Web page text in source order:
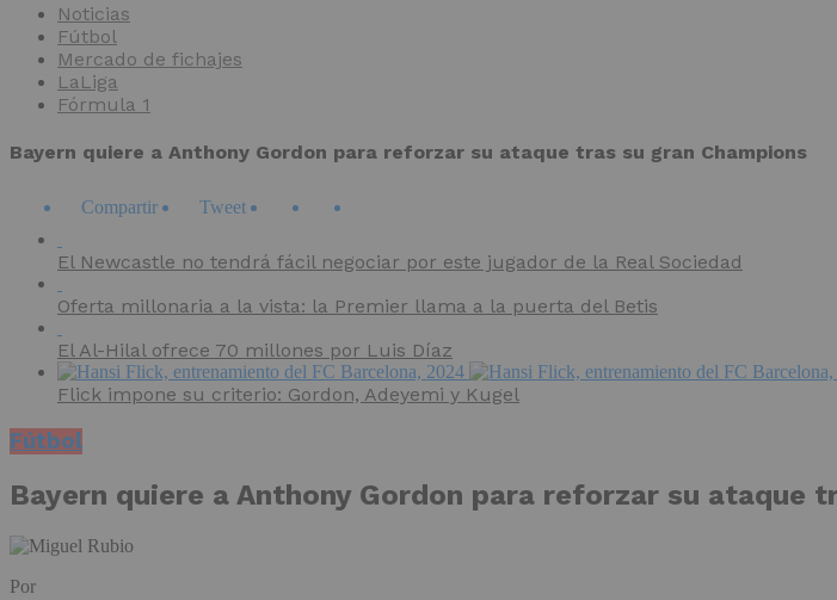
Noticias
Fútbol
Mercado de fichajes
LaLiga
Fórmula 1
Bayern quiere a Anthony Gordon para reforzar su ataque tras su gran Champions
Compartir Tweet
El Newcastle no tendrá fácil negociar por este jugador de la Real Sociedad
Oferta millonaria a la vista: la Premier llama a la puerta del Betis
El Al-Hilal ofrece 70 millones por Luis Díaz
Flick impone su criterio: Gordon, Adeyemi y Kugel
Fútbol
Bayern quiere a Anthony Gordon para reforzar su ataque
Por